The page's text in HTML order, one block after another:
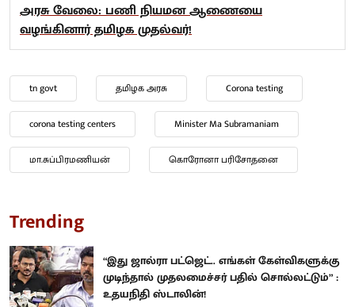
அரசு வேலை: பணி நியமன ஆணையை
வழங்கினார் தமிழக முதல்வர்!
tn govt தமிழக அரசு Corona testing
corona testing centers Minister Ma Subramaniam
மா.சுப்பிரமணியன் கொரோனா பரிசோதனை
Trending
“இது ஜால்ரா பட்ஜெட்.. எங்கள் கேள்விகளுக்கு
முடிந்தால் முதலமைச்சர் பதில் சொல்லட்டும்” :
உதயநிதி ஸ்டாலின்!